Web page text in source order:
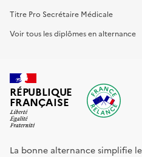
Titre Pro Secrétaire Médicale
Voir tous les diplômes en alternance
RÉPUBLIQUE
FRANÇAISE
La bonne alternance simplifie